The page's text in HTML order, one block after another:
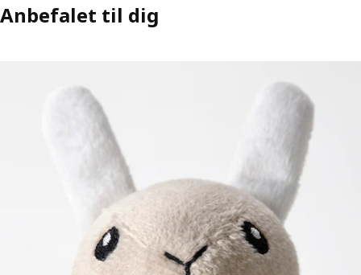
Anbefalet til dig